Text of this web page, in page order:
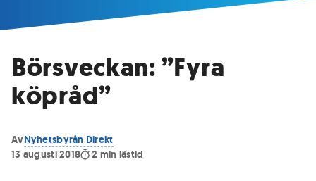
Börsveckan: ”Fyra
köpråd”
AvNyhetsbyrån Direkt
13 augusti 2018
2 min lästid